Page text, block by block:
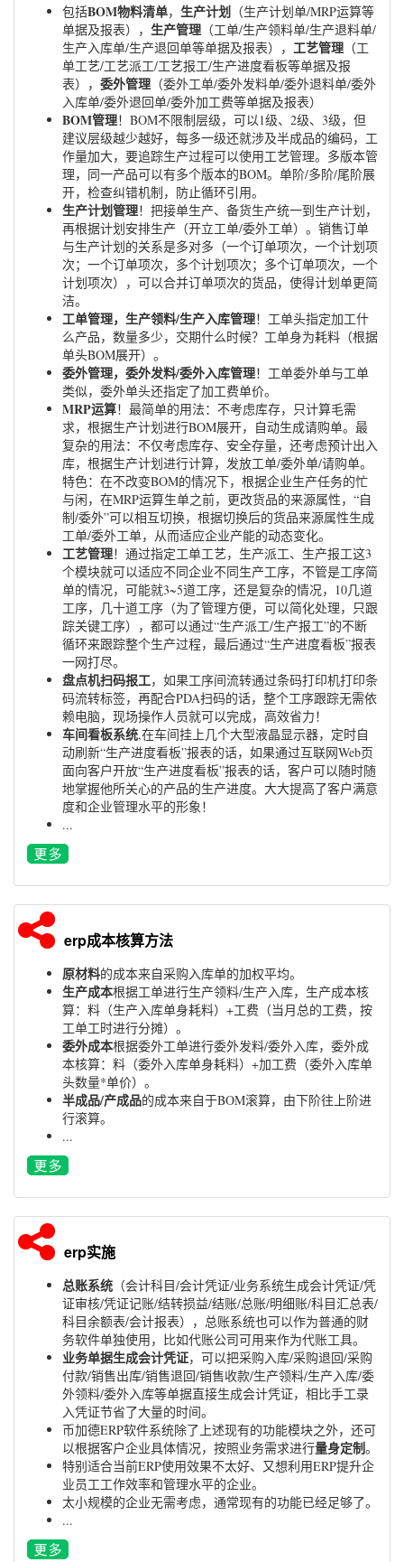
包括BOM物料清单， 生产计划 （生产计划单/MRP运算等
单据及报表）， 生产管理 （工单/生产领料单/生产退料单/
生产入库单/生产退回单等单据及报表）， 工艺管理 （工
单工艺/工艺派工/工艺报工/生产进度看板等单据及报
表）， 委外管理 （委外工单/委外发料单/委外退料单/委外
入库单/委外退回单/委外加工费等单据及报表）
BOM管理！BOM不限制层级，可以1级、2级、3级，但
建议层级越少越好，每多一级还就涉及半成品的编码，工
作量加大，要追踪生产过程可以使用工艺管理。多版本管
理，同一产品可以有多个版本的BOM。单阶/多阶/尾阶展
开，检查纠错机制，防止循环引用。
生产计划管理！把接单生产、备货生产统一到生产计划，
再根据计划安排生产（开立工单/委外工单）。销售订单
与生产计划的关系是多对多（一个订单项次，一个计划项
次；一个订单项次，多个计划项次；多个订单项次，一个
计划项次），可以合并订单项次的货品，使得计划单更简
洁。
工单管理，生产领料/生产入库管理！工单头指定加工什
么产品，数量多少，交期什么时候？工单身为耗料（根据
单头BOM展开）。
委外管理，委外发料/委外入库管理！工单委外单与工单
类似，委外单头还指定了加工费单价。
MRP运算！最简单的用法：不考虑库存，只计算毛需
求，根据生产计划进行BOM展开，自动生成请购单。最
复杂的用法：不仅考虑库存、安全存量，还考虑预计出入
库，根据生产计划进行计算，发放工单/委外单/请购单。
特色：在不改变BOM的情况下，根据企业生产任务的忙
与闲，在MRP运算生单之前，更改货品的来源属性，“自
制/委外”可以相互切换，根据切换后的货品来源属性生成
工单/委外工单，从而适应企业产能的动态变化。
工艺管理！通过指定工单工艺，生产派工、生产报工这3
个模块就可以适应不同企业不同生产工序，不管是工序简
单的情况，可能就3~5道工序，还是复杂的情况，10几道
工序，几十道工序（为了管理方便，可以简化处理，只跟
踪关键工序），都可以通过“生产派工/生产报工”的不断
循环来跟踪整个生产过程，最后通过“生产进度看板”报表
一网打尽。
盘点机扫码报工，如果工序间流转通过条码打印机打印条
码流转标签，再配合PDA扫码的话，整个工序跟踪无需依
赖电脑，现场操作人员就可以完成，高效省力！
车间看板系统,在车间挂上几个大型液晶显示器，定时自
动刷新“生产进度看板”报表的话，如果通过互联网Web页
面向客户开放“生产进度看板”报表的话，客户可以随时随
地掌握他所关心的产品的生产进度。大大提高了客户满意
度和企业管理水平的形象！
...
erp成本核算方法
原材料的成本来自采购入库单的加权平均。
生产成本根据工单进行生产领料/生产入库，生产成本核
算：料（生产入库单身耗料）+工费（当月总的工费，按
工单工时进行分摊）。
委外成本根据委外工单进行委外发料/委外入库，委外成
本核算：料（委外入库单身耗料）+加工费（委外入库单
头数量*单价）。
半成品/产成品的成本来自于BOM滚算，由下阶往上阶进
行滚算。
...
erp实施
总账系统 （会计科目/会计凭证/业务系统生成会计凭证/凭
证审核/凭证记账/结转损益/结账/总账/明细账/科目汇总表/
科目余额表/会计报表），总账系统也可以作为普通的财
务软件单独使用，比如代账公司可用来作为代账工具。
业务单据生成会计凭证，可以把采购入库/采购退回/采购
付款/销售出库/销售退回/销售收款/生产领料/生产入库/委
外领料/委外入库等单据直接生成会计凭证，相比手工录
入凭证节省了大量的时间。
币加德ERP软件系统除了上述现有的功能模块之外，还可
以根据客户企业具体情况，按照业务需求进行量身定制。
特别适合当前ERP使用效果不太好、又想利用ERP提升企
业员工工作效率和管理水平的企业。
太小规模的企业无需考虑，通常现有的功能已经足够了。
...